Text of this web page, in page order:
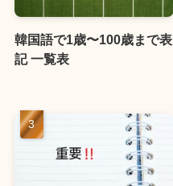
韓国語で1歳〜100歳まで表
記 一覧表